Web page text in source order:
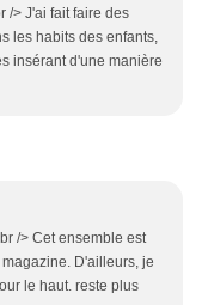
/> J'ai fait faire des
les habits des enfants,
insérant d'une manière
/> Cet ensemble est
D'ailleurs, je
le haut. reste plus